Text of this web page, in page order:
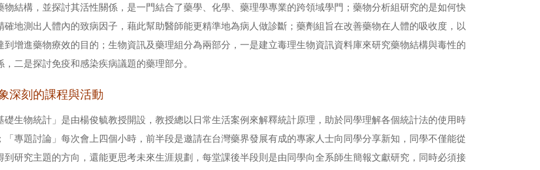
物結構，並探討其活性關係，是一門結合了藥學、化學、藥理學專業的跨領域學門；藥物分析組研究的是如何快
確地測出人體內的致病因子，藉此幫助醫師能更精準地為病人做診斷；藥劑組旨在改善藥物在人體的吸收度，以
到增進藥物療效的目的；生物資訊及藥理組分為兩部分，一是建立毒理生物資訊資料庫來研究藥物結構與毒性的
，二是探討免疫和感染疾病議題的藥理部分。
深刻的課程與活動
礎生物統計」是由楊俊毓教授開設，教授總以日常生活案例來解釋統計原理，助於同學理解各個統計法的使用時
「專題討論」每次會上四個小時，前半段是邀請在台灣藥界發展有成的專家人士向同學分享新知，同學不僅能從
到研究主題的方向，還能更思考未來生涯規劃，每堂課後半段則是由同學向全系師生簡報文獻研究，同時必須接